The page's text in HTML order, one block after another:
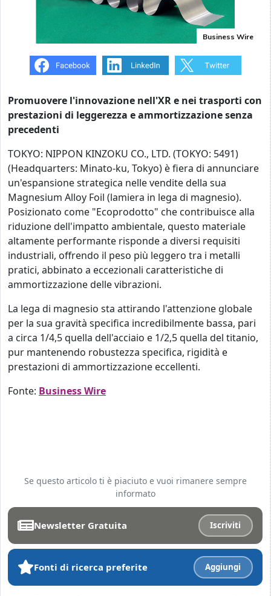
Business Wire
Promuovere l'innovazione nell'XR e nei trasporti con
prestazioni di leggerezza e ammortizzazione senza
precedenti
TOKYO: NIPPON KINZOKU CO., LTD. (TOKYO: 5491)
(Headquarters: Minato-ku, Tokyo) è fiera di annunciare
un'espansione strategica nelle vendite della sua
Magnesium Alloy Foil (lamiera in lega di magnesio).
Posizionato come "Ecoprodotto" che contribuisce alla
riduzione dell'impatto ambientale, questo materiale
altamente performante risponde a diversi requisiti
industriali, offrendo il peso più leggero tra i metalli
pratici, abbinato a eccezionali caratteristiche di
ammortizzazione delle vibrazioni.
La lega di magnesio sta attirando l'attenzione globale
per la sua gravità specifica incredibilmente bassa, pari
a circa 1/4,5 quella dell'acciaio e 1/2,5 quella del titanio,
pur mantenendo robustezza specifica, rigidità e
prestazioni di ammortizzazione eccellenti.
Fonte: Business Wire
Se questo articolo ti è piaciuto e vuoi rimanere sempre
informato
Newsletter Gratuita Iscriviti
Fonti di ricerca preferite Aggiungi